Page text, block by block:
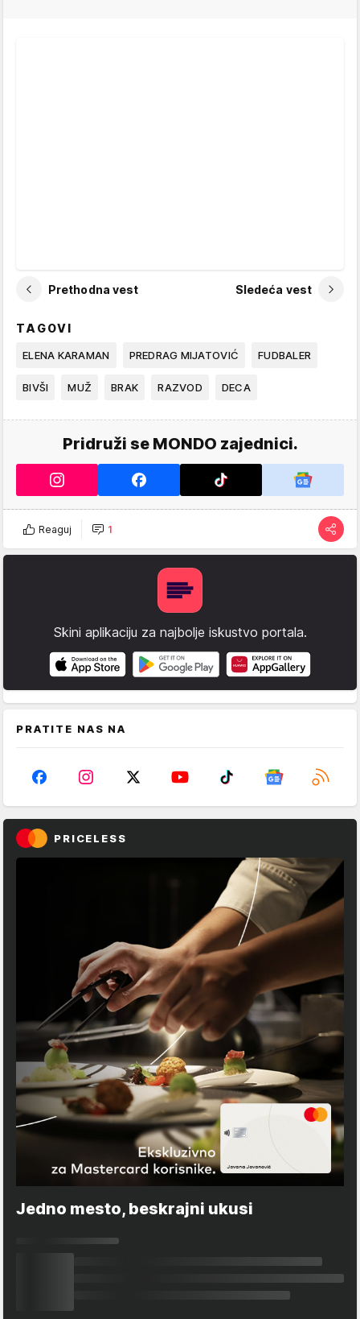
Prethodna vest Sledeća vest
TAGOVI
ELENA KARAMAN PREDRAG MIJATOVIĆ FUDBALER
BIVŠI MUŽ BRAK RAZVOD DECA
Pridruži se MONDO zajednici.
Reaguj 1
Skini aplikaciju za najbolje iskustvo portala.
PRATITE NAS NA
PRICELESS
Jedno mesto, beskrajni ukusi